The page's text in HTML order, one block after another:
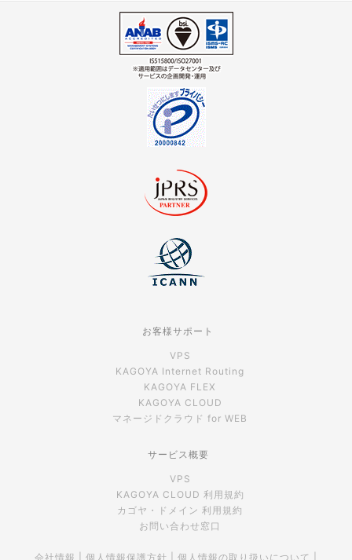
お客様サポート
VPS
KAGOYA Internet Routing
KAGOYA FLEX
KAGOYA CLOUD
マネージドクラウド for WEB
サービス概要
VPS
KAGOYA CLOUD 利用規約
カゴヤ・ドメイン 利用規約
お問い合わせ窓口
会社情報 個人情報保護方針 個人情報の取り扱いについて